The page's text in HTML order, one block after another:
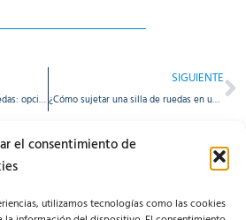
el consentimiento de
utilizamos tecnologías como las cookies
Adaptar coche para silla de ruedas: opciones, tiempos y mantenimiento
SIGUIENTE
¿Cómo sujetar una silla de ruedas en un vehículo de forma segura? Sistemas de sujeción y anclajes para una movilidad accesible